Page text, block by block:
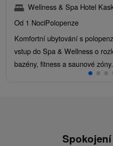
Wellness & Spa Hotel
Od 1 NociPolopenze
Komfortní ubytování s
vstup do Spa & Wellness o
bazény, fitness a saunové zóny.